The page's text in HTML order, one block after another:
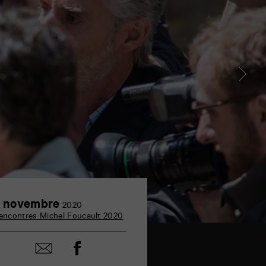
novembre 2020
novembre
Michel Foucault 2020
Partager
par
Partager
sur